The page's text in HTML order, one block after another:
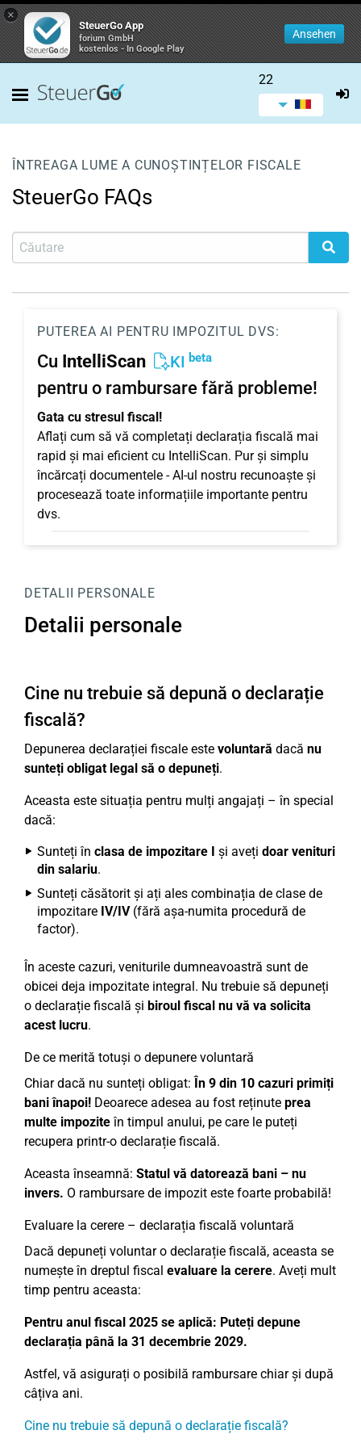
×
SteuerGo App
forium GmbH
kostenlos - In Google Play
Ansehen
22
ÎNTREAGA LUME A CUNOȘTINȚELOR FISCALE
SteuerGo FAQs
PUTEREA AI PENTRU IMPOZITUL DVS:
Cu IntelliScan KI beta
pentru o rambursare fără probleme!
Gata cu stresul fiscal!
Aflați cum să vă completați declarația fiscală mai
rapid și mai eficient cu IntelliScan. Pur și simplu
încărcați documentele - AI-ul nostru recunoaște și
procesează toate informațiile importante pentru
dvs.
DETALII PERSONALE
Detalii personale
Cine nu trebuie să depună o declarație
fiscală?
Depunerea declarației fiscale este voluntară dacă nu
sunteți obligat legal să o depuneți.
Aceasta este situația pentru mulți angajați – în special
dacă:
Sunteți în clasa de impozitare I și aveți doar venituri
din salariu.
Sunteți căsătorit și ați ales combinația de clase de
impozitare IV/IV(fără așa-numita procedură de
factor).
În aceste cazuri, veniturile dumneavoastră sunt de
obicei deja impozitate integral. Nu trebuie să depuneți
o declarație fiscală și biroul fiscal nu vă va solicita
acest lucru.
De ce merită totuși o depunere voluntară
Chiar dacă nu sunteți obligat: În 9 din 10 cazuri primiți
bani înapoi! Deoarece adesea au fost reținute prea
multe impoziteîn timpul anului, pe care le puteți
recupera printr-o declarație fiscală.
Aceasta înseamnă: Statul vă datorează bani – nu
invers. O rambursare de impozit este foarte probabilă!
Evaluare la cerere – declarația fiscală voluntară
Dacă depuneți voluntar o declarație fiscală, aceasta se
numește în dreptul fiscal evaluare la cerere. Aveți mult
timp pentru aceasta:
Pentru anul fiscal 2025 se aplică: Puteți depune
declarația până la 31 decembrie 2029.
Astfel, vă asigurați o posibilă rambursare chiar și după
câțiva ani.
Cine nu trebuie să depună o declarație fiscală?